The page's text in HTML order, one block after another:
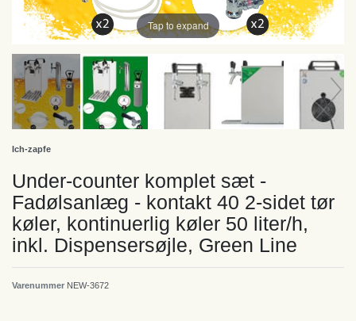
Tap to expand
Ich-zapfe
Under-counter komplet sæt -
Fadølsanlæg - kontakt 40 2-sidet tør
køler, kontinuerlig køler 50 liter/h,
inkl. Dispensersøjle, Green Line
Varenummer NEW-3672